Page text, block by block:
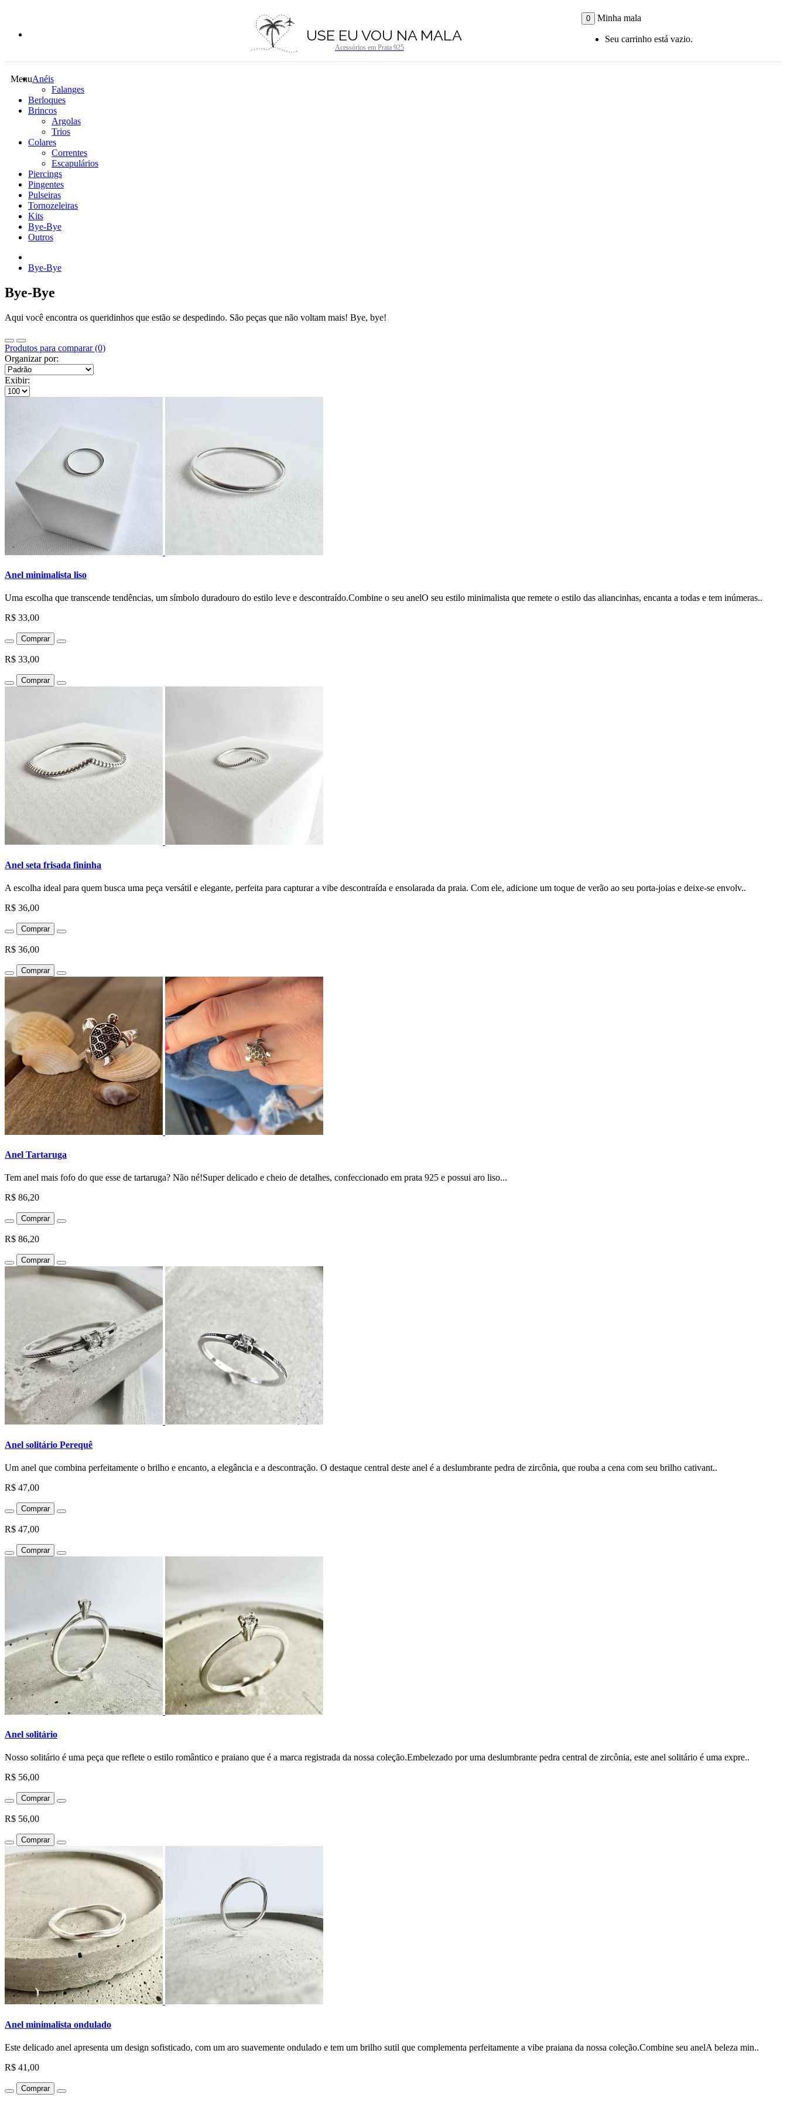
USE EU VOU NA MALA
Acessórios em Prata 925
0 Minha mala
Seu carrinho está vazio.
MenuAnéis
Falanges
Berloques
Brincos
Argolas
Trios
Colares
Correntes
Escapulários
Piercings
Pingentes
Pulseiras
Tornozeleiras
Kits
Bye-Bye
Outros
Bye-Bye
Bye-Bye
Aqui você encontra os queridinhos que estão se despedindo. São peças que não voltam mais! Bye, bye!
Produtos para comparar (0)
Organizar por:
Exibir:
Anel minimalista liso
Uma escolha que transcende tendências, um símbolo duradouro do estilo leve e descontraído.Combine o seu anelO seu estilo minimalista que remete o estilo das aliancinhas, encanta a todas e tem inúmeras..
R$ 33,00
Comprar
R$ 33,00
Comprar
Anel seta frisada fininha
A escolha ideal para quem busca uma peça versátil e elegante, perfeita para capturar a vibe descontraída e ensolarada da praia. Com ele, adicione um toque de verão ao seu porta-joias e deixe-se envolv..
R$ 36,00
Comprar
R$ 36,00
Comprar
Anel Tartaruga
Tem anel mais fofo do que esse de tartaruga? Não né!Super delicado e cheio de detalhes, confeccionado em prata 925 e possui aro liso...
R$ 86,20
Comprar
R$ 86,20
Comprar
Anel solitário Perequê
Um anel que combina perfeitamente o brilho e encanto, a elegância e a descontração. O destaque central deste anel é a deslumbrante pedra de zircônia, que rouba a cena com seu brilho cativant..
R$ 47,00
Comprar
R$ 47,00
Comprar
Anel solitário
Nosso solitário é uma peça que reflete o estilo romântico e praiano que é a marca registrada da nossa coleção.Embelezado por uma deslumbrante pedra central de zircônia, este anel solitário é uma expre..
R$ 56,00
Comprar
R$ 56,00
Comprar
Anel minimalista ondulado
Este delicado anel apresenta um design sofisticado, com um aro suavemente ondulado e tem um brilho sutil que complementa perfeitamente a vibe praiana da nossa coleção.Combine seu anelA beleza min..
R$ 41,00
Comprar